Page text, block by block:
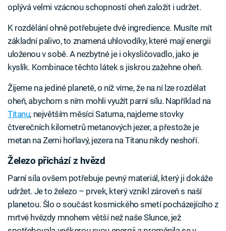
oplývá velmi vzácnou schopností oheň založit i udržet.
K rozdělání ohně potřebujete dvě ingredience. Musíte mít
základní palivo, to znamená uhlovodíky, které mají energii
uloženou v sobě. A nezbytné je i okysličovadlo, jako je
kyslík. Kombinace těchto látek s jiskrou zažehne oheň.
Žijeme na jediné planetě, o níž víme, že na ní lze rozdělat
oheň, abychom s ním mohli využít parní sílu. Například na
Titanu, největším měsíci Saturna, najdeme stovky
čtverečních kilometrů metanových jezer, a přestože je
metan na Zemi hořlavý, jezera na Titanu nikdy neshoří.
Železo přichází z hvězd
Parní síla ovšem potřebuje pevný materiál, který ji dokáže
udržet. Je to železo – prvek, který vznikl zároveň s naší
planetou. Šlo o součást kosmického smetí pocházejícího z
mrtvé hvězdy mnohem větší než naše Slunce, jež